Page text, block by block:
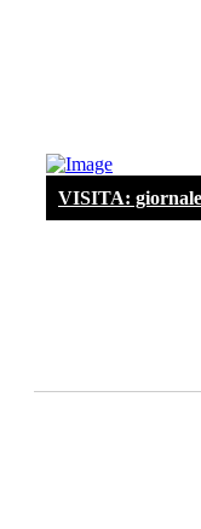
VISITA: